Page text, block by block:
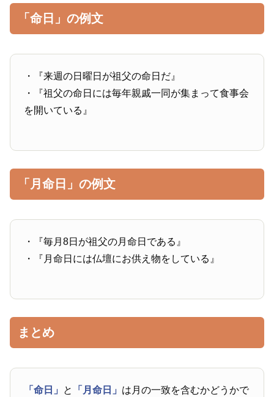
「命日」の例文
・『来週の日曜日が祖父の命日だ』
・『祖父の命日には毎年親戚一同が集まって食事会
を開いている』
「月命日」の例文
・『毎月8日が祖父の月命日である』
・『月命日には仏壇にお供え物をしている』
まとめ
「命日」 と 「月命日」 は月の一致を含むかどうかで